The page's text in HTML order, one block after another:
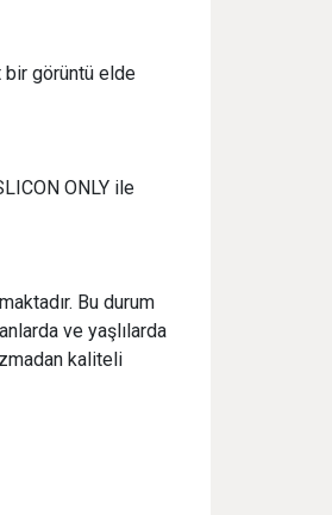
bir görüntü elde
ONLY ile
Bu durum
ve yaşlılarda
kaliteli